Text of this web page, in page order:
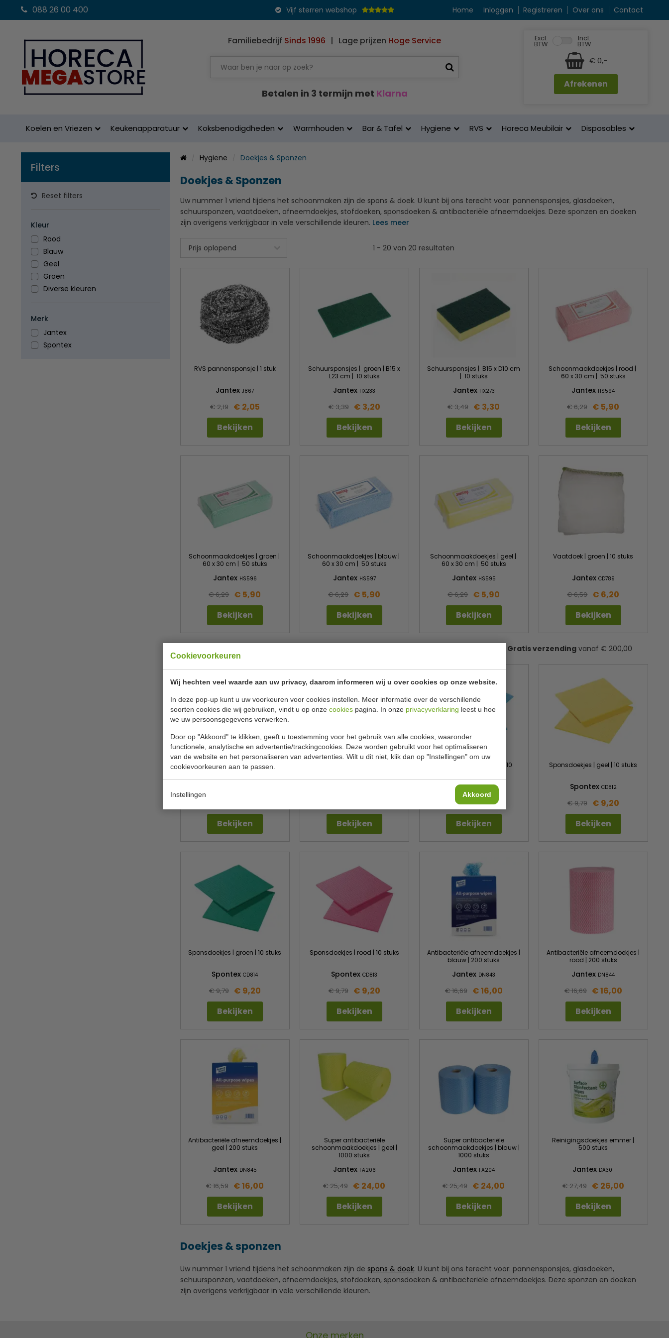
Cookievoorkeuren
Wij hechten veel waarde aan uw privacy, daarom informeren wij u over cookies op onze website.
In deze pop-up kunt u uw voorkeuren voor cookies instellen. Meer informatie over de verschillende
soorten cookies die wij gebruiken, vindt u op onze cookies pagina. In onze privacyverklaring leest u hoe
we uw persoonsgegevens verwerken.
Door op "Akkoord" te klikken, geeft u toestemming voor het gebruik van alle cookies, waaronder
functionele, analytische en advertentie/trackingcookies. Deze worden gebruikt voor het optimaliseren
van de website en het personaliseren van advertenties. Wilt u dit niet, klik dan op "Instellingen" om uw
cookievoorkeuren aan te passen.
Instellingen Akkoord
088 26 00 400 Vijf sterren webshop Home Inloggen Registreren Over ons Contact
Familiebedrijf Sinds 1996 | Lage prijzen Hoge Service
Betalen in 3 termijn met Klarna
Excl.
BTW
Incl.
BTW
€ 0,-
Afrekenen
Koelen en Vriezen Keukenapparatuur Koksbenodigdheden Warmhouden Bar & Tafel Hygiene RVS Horeca Meubilair Disposables
Filters
Reset filters
Kleur
Rood
Blauw
Geel
Groen
Diverse kleuren
Merk
Jantex
Spontex
Hygiene Doekjes & Sponzen
Doekjes & Sponzen
Uw nummer 1 vriend tijdens het schoonmaken zijn de spons & doek. U kunt bij ons terecht voor: pannensponsjes, glasdoeken,
schuursponzen, vaatdoeken, afneemdoekjes, stofdoeken, sponsdoeken & antibacteriële afneemdoekjes. Deze sponzen en doeken
zijn overigens verkrijgbaar in vele verschillende kleuren. Lees meer
1 - 20 van 20 resultaten
RVS pannensponsje | 1 stuk
JantexJ867
€ 2,19 € 2,05
Bekijken
Schuursponsjes | groen | B15 x
L23 cm | 10 stuks
Jantex HX233
€ 3,39 € 3,20
Bekijken
Schuursponsjes | B15 x D10 cm
| 10 stuks
Jantex HX273
€ 3,49 € 3,30
Bekijken
Schoonmaakdoekjes | rood |
60 x 30 cm | 50 stuks
Jantex HS594
€ 6,29 € 5,90
Bekijken
Schoonmaakdoekjes | groen |
60 x 30 cm | 50 stuks
Jantex HS596
€ 6,29 € 5,90
Bekijken
Schoonmaakdoekjes | blauw |
60 x 30 cm | 50 stuks
Jantex HS597
€ 6,29 € 5,90
Bekijken
Schoonmaakdoekjes | geel |
60 x 30 cm | 50 stuks
Jantex HS595
€ 6,29 € 5,90
Bekijken
Vaatdoek | groen | 10 stuks
Jantex CD789
€ 6,59 € 6,20
Bekijken
Vaatdoek | rood | 10 stuks
Bekijken
Bekijken
Sponsdoekjes | blauw | 10
Spontex F957
€ 9,59 € 9,00
Bekijken
Sponsdoekjes | geel | 10 stuks
Spontex CD812
€ 9,79 € 9,20
Bekijken
Sponsdoekjes | groen | 10 stuks
SpontexCD814
€ 9,79 € 9,20
Bekijken
Sponsdoekjes | rood | 10 stuks
SpontexCD813
€ 9,79 € 9,20
Bekijken
Antibacteriële afneemdoekjes |
blauw | 200 stuks
Jantex DN843
€ 16,69 € 16,00
Bekijken
Antibacteriële afneemdoekjes |
rood | 200 stuks
Jantex DN844
€ 16,69 € 16,00
Bekijken
Antibacteriële afneemdoekjes |
geel | 200 stuks
Jantex DN845
€ 16,59 € 16,00
Bekijken
Super antibacteriële
schoonmaakdoekjes | geel |
1000 stuks
Jantex FA206
€ 25,49 € 24,00
Bekijken
Super antibacteriële
schoonmaakdoekjes | blauw |
1000 stuks
Jantex FA204
€ 25,49 € 24,00
Bekijken
Reinigingsdoekjes emmer |
500 stuks
Jantex DA301
€ 27,49 € 26,00
Bekijken
Gratis verzendingvanaf € 200,00
Doekjes & sponzen
Uw nummer 1 vriend tijdens het schoonmaken zijn de spons & doek. U kunt bij ons terecht voor: pannensponsjes, glasdoeken,
schuursponzen, vaatdoeken, afneemdoekjes, stofdoeken, sponsdoeken & antibacteriële afneemdoekjes. Deze sponzen en doeken
zijn overigens verkrijgbaar in vele verschillende kleuren.
Onze merken